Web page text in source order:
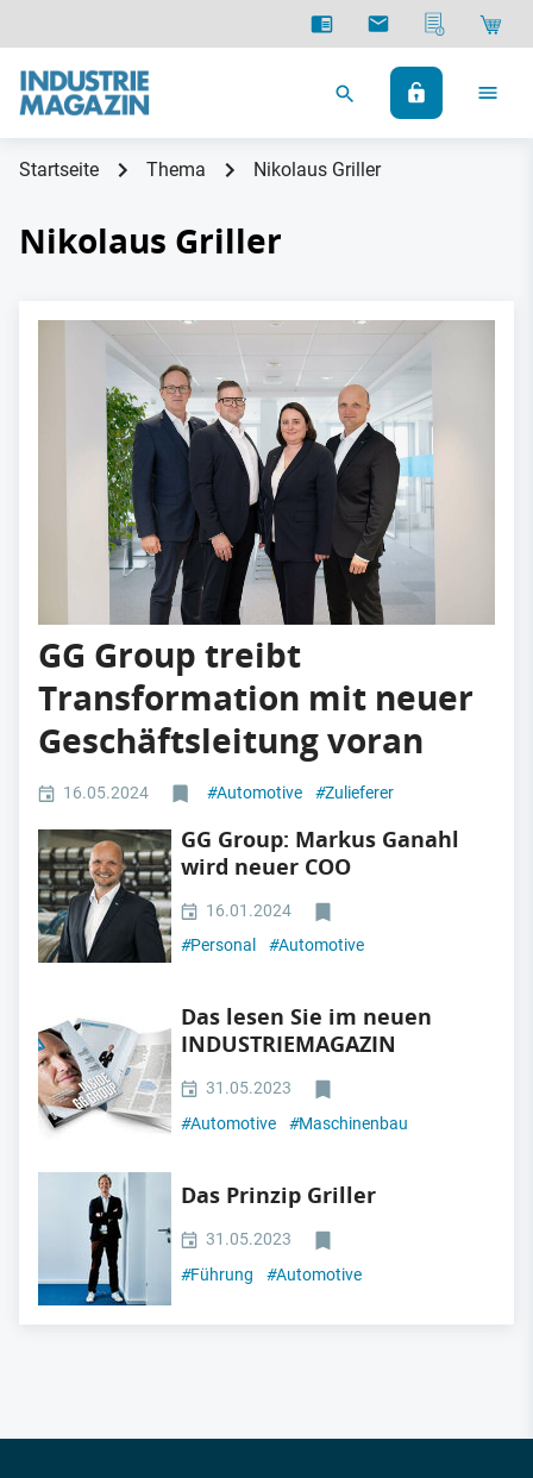
Startseite Thema Nikolaus Griller
Nikolaus Griller
GG Group treibt
Transformation mit neuer
Geschäftsleitung voran
16.05.2024 #Automotive #Zulieferer
GG Group: Markus Ganahl
wird neuer COO
16.01.2024
#Personal #Automotive
Das lesen Sie im neuen
INDUSTRIEMAGAZIN
31.05.2023
#Automotive #Maschinenbau
Das Prinzip Griller
31.05.2023
#Führung #Automotive